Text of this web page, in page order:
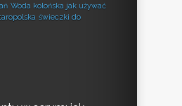
Woda kolońska jak używać
świeczki do